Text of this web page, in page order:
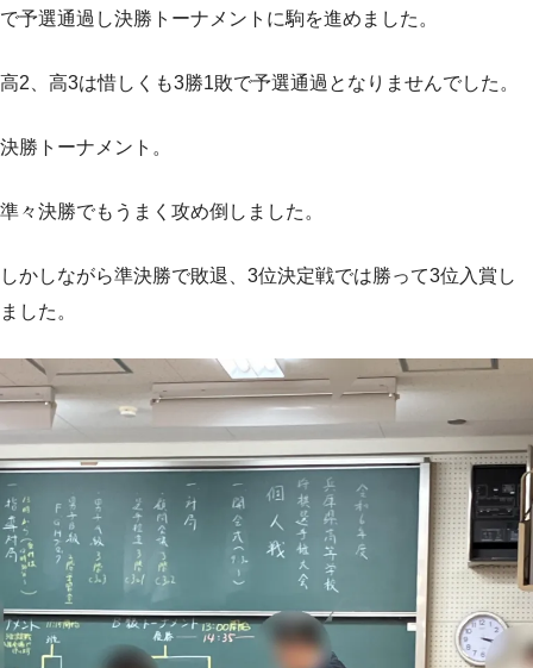
で予選通過し決勝トーナメントに駒を進めました。
高2、高3は惜しくも3勝1敗で予選通過となりませんでした。
決勝トーナメント。
準々決勝でもうまく攻め倒しました。
しかしながら準決勝で敗退、3位決定戦では勝って3位入賞し
ました。